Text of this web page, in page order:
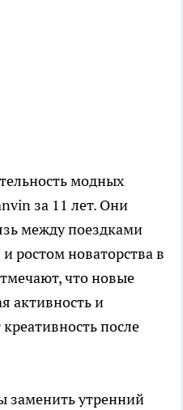
модных
за 11 лет. Они
между поездками
ростом новаторства в
что новые
активность и
после
заменить утренний